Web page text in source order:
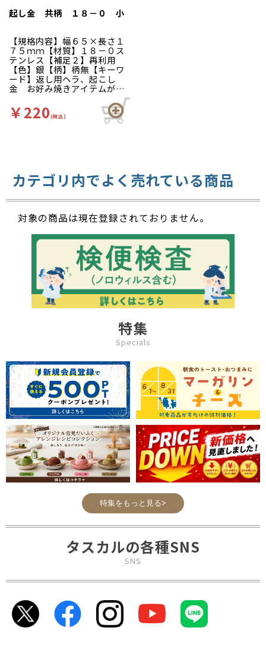
起し金 共柄 １８－０ 小
【規格内容】幅６５×長さ１
７５ｍｍ【材質】１８－０ス
テンレス【補足２】再利用
【色】銀【柄】柄無【キーワ
ード】返し用ヘラ、起こし
金 お好み焼きアイテムがず
￥220(税込)
カテゴリ内でよく売れている商品
対象の商品は現在登録されておりません。
特集
Specials
特集をもっと見る>
タスカルの各種SNS
SNS